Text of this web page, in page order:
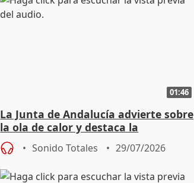
01:46
La Junta de Andalucía advierte sobre
la ola de calor y destaca la
importancia de la prevención
Sonido Totales 29/07/2026